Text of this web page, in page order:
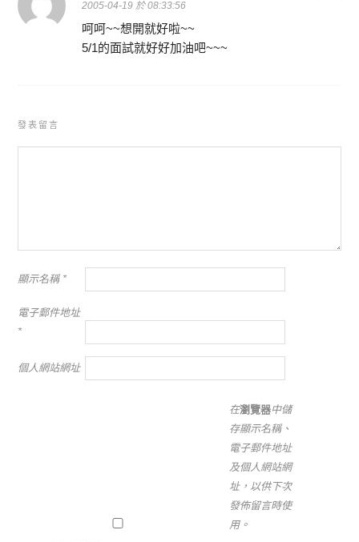
2005-04-19 於 08:33:56
呵呵~~想開就好啦~~
5/1的面試就好好加油吧~~~
發表留言
顯示名稱 *
電子郵件地址
*
個人網站網址
在瀏覽器中儲
存顯示名稱、
電子郵件地址
及個人網站網
址，以供下次
發佈留言時使
用。